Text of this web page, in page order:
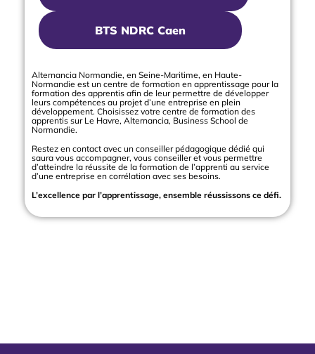
BTS NDRC Caen
Alternancia Normandie, en Seine-Maritime, en Haute-
Normandie est un centre de formation en apprentissage pour la
formation des apprentis afin de leur permettre de développer
leurs compétences au projet d’une entreprise en plein
développement. Choisissez votre centre de formation des
apprentis sur Le Havre, Alternancia, Business School de
Normandie.
Restez en contact avec un conseiller pédagogique dédié qui
saura vous accompagner, vous conseiller et vous permettre
d’atteindre la réussite de la formation de l’apprenti au service
d’une entreprise en corrélation avec ses besoins.
L’excellence par l’apprentissage, ensemble réussissons ce défi.